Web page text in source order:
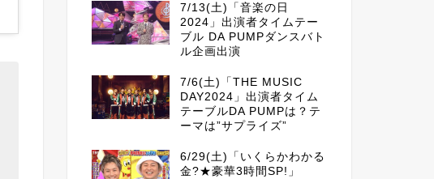
7/13(土)「音楽の日
2024」出演者タイムテー
ブル DA PUMPダンスバト
ル企画出演
7/6(土)「THE MUSIC
DAY2024」出演者タイム
テーブルDA PUMPは？テ
ーマは”サプライズ”
6/29(土)「いくらかわかる
金?★豪華3時間SP!」